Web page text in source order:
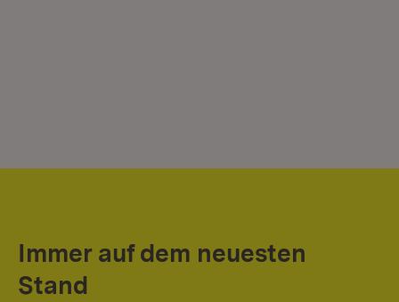
Immer auf dem neuesten
Stand